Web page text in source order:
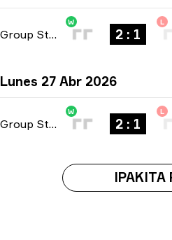
Group Stage -bo3
W
2 : 1
L
Lunes 27 Abr 2026
Group Stage -bo3
W
2 : 1
L
IPAKITA